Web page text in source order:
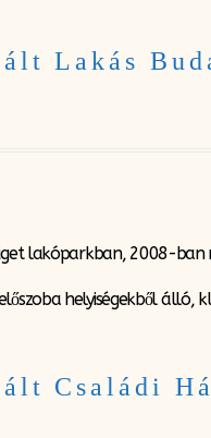
Lakás
lakóparkban, 2008-
helyiségekből álló,
Családi